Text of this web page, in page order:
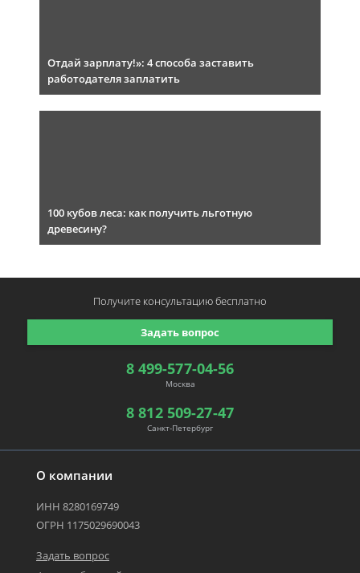
Отдай зарплату!»: 4 способа заставить
работодателя заплатить
100 кубов леса: как получить льготную
древесину?
О компании
ИНН 8280169749
ОГРН 1175029690043
Задать вопрос
8 499-577-04-56
Москва
8 812 509-27-47
Санкт-Петербург
Задать вопрос
Получите консультациюбесплатно